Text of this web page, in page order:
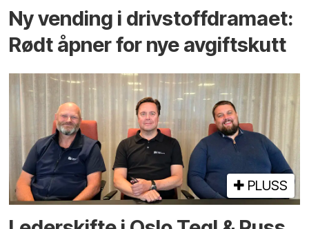
Ny vending i drivstoffdramaet:
Rødt åpner for nye avgiftskutt
PLUSS